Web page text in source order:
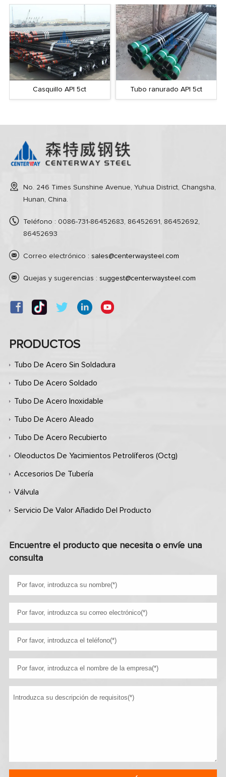
Casquillo API 5ct Tubo ranurado API 5ct
No. 246 Times Sunshine Avenue, Yuhua District, Changsha,
Hunan, China.
Teléfono : 0086-731-86452683, 86452691, 86452692,
86452693
Correo electrónico : sales@centerwaysteel.com
Quejas y sugerencias : suggest@centerwaysteel.com
PRODUCTOS
Tubo De Acero Sin Soldadura
Tubo De Acero Soldado
Tubo De Acero Inoxidable
Tubo De Acero Aleado
Tubo De Acero Recubierto
Oleoductos De Yacimientos Petrolíferos (octg)
Accesorios De Tubería
Válvula
Servicio De Valor Añadido Del Producto
Encuentre el producto que necesita o envíe una
consulta